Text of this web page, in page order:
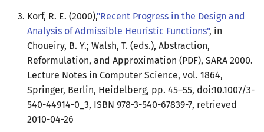
Korf, R. E. (2000),"Recent Progress in the Design and
Analysis of Admissible Heuristic Functions", in
Choueiry, B. Y.; Walsh, T. (eds.), Abstraction,
Reformulation, and Approximation (PDF), SARA 2000.
Lecture Notes in Computer Science, vol. 1864,
Springer, Berlin, Heidelberg, pp. 45–55, doi:10.1007/3-
540-44914-0_3, ISBN 978-3-540-67839-7, retrieved
2010-04-26